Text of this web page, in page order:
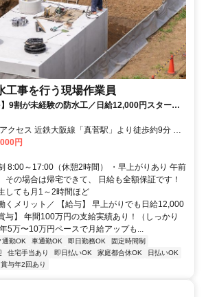
工事を行う現場作業員
】9割が未経験の防水工／日給12,000円スタート
あり！
円
8:00～17:00（休憩2時間） ・早上がりあり 午前
その場合は帰宅できて、 日給も全額保証です！
しても月1～2時間ほど
くメリット／ 【給与】 早上がりでも日給12,000
与】 年間100万円の支給実績あり！（しっかり
5万〜10万円ペースで月給アップも...
通勤OK 車通勤OK 即日勤務OK
固定時間制
住宅手当あり 即日払いOK 家庭都合休OK
日払いOK
賞与年2回あり